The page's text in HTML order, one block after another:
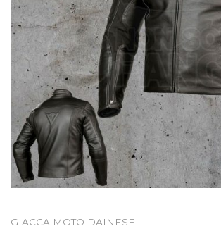
GIACCA MOTO DAINESE